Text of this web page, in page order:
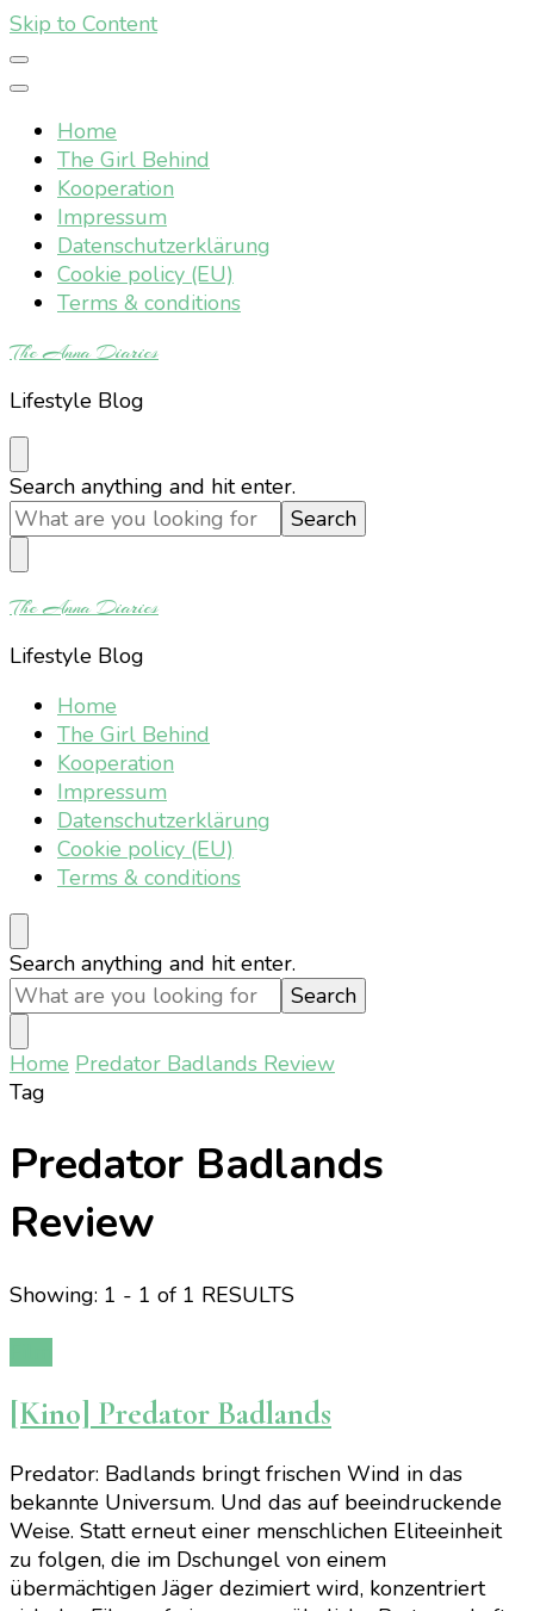
Skip to Content
Home
The Girl Behind
Kooperation
Impressum
Datenschutzerklärung
Cookie policy (EU)
Terms & conditions
The Anna Diaries
Lifestyle Blog
Looking
for
Something?
Search anything and hit enter.
The Anna Diaries
Lifestyle Blog
Home
The Girl Behind
Kooperation
Impressum
Datenschutzerklärung
Cookie policy (EU)
Terms & conditions
Looking
for
Something?
Search anything and hit enter.
Home Predator Badlands Review
Tag
Predator Badlands
Review
Showing: 1 - 1 of 1 RESULTS
[Kino] Predator Badlands
Predator: Badlands bringt frischen Wind in das
bekannte Universum. Und das auf beeindruckende
Weise. Statt erneut einer menschlichen Eliteeinheit
zu folgen, die im Dschungel von einem
übermächtigen Jäger dezimiert wird, konzentriert